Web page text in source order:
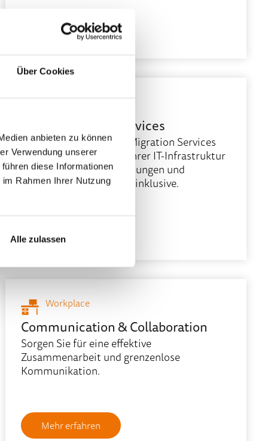
Über Cookies
anbieten zu können
Verwendung unserer
diese Informationen
Rahmen Ihrer Nutzung
Alle zulassen
Mehr erfahren
Cloud
Cloud Migration Services
Steigern Sie mit Cloud Migration Services
von netgo die Effizienz Ihrer IT-Infrastruktur
– maßgeschneiderte Lösungen und
Endnutzerzufriedenheit inklusive.
Workplace
Communication & Collaboration
Sorgen Sie für eine effektive
Zusammenarbeit und grenzenlose
Kommunikation.
Mehr erfahren